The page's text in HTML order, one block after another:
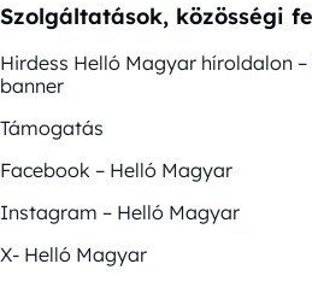
Szolgáltatások, közösségi
Hirdess Helló Magyar híroldalon
banner
Támogatás
Facebook – Helló Magyar
Instagram – Helló Magyar
X- Helló Magyar